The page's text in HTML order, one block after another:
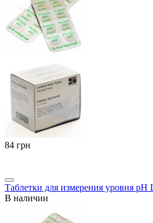
‍84‍ грн
Таблетки для измерения уровня pH
В наличии